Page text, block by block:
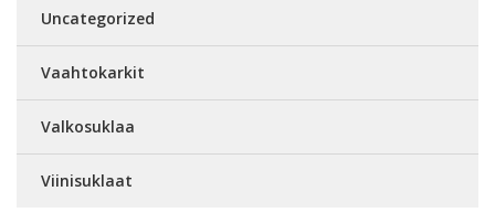
Uncategorized
Vaahtokarkit
Valkosuklaa
Viinisuklaat